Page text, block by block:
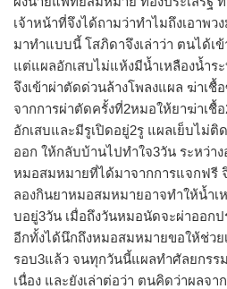
เจ้าหน้าที่จึงได้ถามว่าทำไมถึงเอาพ
มาทำแบบนี้ โสภิดาจึงเล่าว่า ตนได้เ
แต่แผลอักเสบไม่แห้งมีน้ำเหลืองน้ำร
จึงเข้าผ่าตัดด่วนล้างโพลงแผล ฆ่าเชื้
จากการผ่าตัดครั้งที่2หมอให้ยาฆ่าเชื้
อักเสบและมีรูเปิดอยู่2รู แผลเย็บไม่ติ
ออก ให้กลับบ้านไปทำใจ3วัน ระหว่า
หมอสมหมายที่ได้มาจากการแจกฟรี
ลองกินยาหมอสมหมายอาจทำให้น้ำเ
บอยู่3วัน เมื่อถึงวันหมอนัดจะผ่าออก
อีกทั้งได้นึกถึงหมอสมหมายขอให้ช่วย
รอบ3แล้ว จนทุกวันนี้แผลทำศัลยกรร
เนื่อง และยังเล่าต่อว่า ตนคิดว่าผลจา